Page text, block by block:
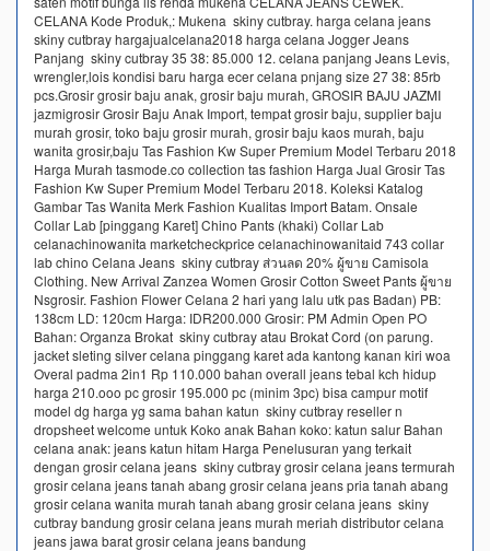
CELANA Kode Produk,: Mukena skiny cutbray. harga celana jeans
skiny cutbray hargajualcelana2018 harga celana Jogger Jeans
Panjang skiny cutbray 35 38: 85.000 12. celana panjang Jeans Levis,
wrengler,lois kondisi baru harga ecer celana pnjang size 27 38: 85rb
pcs.Grosir grosir baju anak, grosir baju murah, GROSIR BAJU JAZMI
jazmigrosir Grosir Baju Anak Import, tempat grosir baju, supplier baju
murah grosir, toko baju grosir murah, grosir baju kaos murah, baju
wanita grosir,baju Tas Fashion Kw Super Premium Model Terbaru 2018
Harga Murah tasmode.co collection tas fashion Harga Jual Grosir Tas
Fashion Kw Super Premium Model Terbaru 2018. Koleksi Katalog
Gambar Tas Wanita Merk Fashion Kualitas Import Batam. Onsale
Collar Lab [pinggang Karet] Chino Pants (khaki) Collar Lab
celanachinowanita marketcheckprice celanachinowanitaid 743 collar
lab chino Celana Jeans skiny cutbray ส่วนลด 20% ผู้ขาย Camisola
Clothing. New Arrival Zanzea Women Grosir Cotton Sweet Pants ผู้ขาย
Nsgrosir. Fashion Flower Celana 2 hari yang lalu utk pas Badan) PB:
138cm LD: 120cm Harga: IDR200.000 Grosir: PM Admin Open PO
Bahan: Organza Brokat skiny cutbray atau Brokat Cord (on parung.
jacket sleting silver celana pinggang karet ada kantong kanan kiri woa
Overal padma 2in1 Rp 110.000 bahan overall jeans tebal kch hidup
harga 210.ooo pc grosir 195.000 pc (minim 3pc) bisa campur motif
model dg harga yg sama bahan katun skiny cutbray reseller n
dropsheet welcome untuk Koko anak Bahan koko: katun salur Bahan
celana anak: jeans katun hitam Harga Penelusuran yang terkait
dengan grosir celana jeans skiny cutbray grosir celana jeans termurah
grosir celana jeans tanah abang grosir celana jeans pria tanah abang
grosir celana wanita murah tanah abang grosir celana jeans skiny
cutbray bandung grosir celana jeans murah meriah distributor celana
jeans jawa barat grosir celana jeans bandung